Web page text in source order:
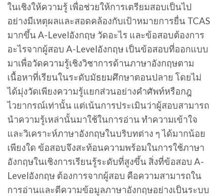
ในเชิงให้ความรู้ เพื่อช่วยให้การเตรียมสอบเป็นไป
อย่างมีเหตุผลและสอดคล้องกับเป้าหมายการยื่น TCAS
มากขึ้น A-Levelอังกฤษ วัดอะไร และข้อสอบต้องการ
อะไรจากผู้สอบ A-Levelอังกฤษ เป็นข้อสอบที่ออกแบบ
มาเพื่อวัดความรู้เชิงวิชาการด้านภาษาอังกฤษตาม
เนื้อหาที่เรียนในระดับมัธยมศึกษาตอนปลาย โดยไม่
ได้มุ่งวัดเพียงความรู้แยกส่วนอย่างคำศัพท์หรือกฎ
ไวยากรณ์เท่านั้น แต่เน้นการประเมินว่าผู้สอบสามารถ
นำความรู้เหล่านั้นมาใช้ในการอ่าน ทำความเข้าใจ
และวิเคราะห์ภาษาอังกฤษในบริบทต่าง ๆ ได้มากน้อย
เพียงใด ข้อสอบจึงสะท้อนความพร้อมในการใช้ภาษา
อังกฤษในเชิงการเรียนรู้ระดับที่สูงขึ้น สิ่งที่ข้อสอบ A-
Levelอังกฤษ ต้องการจากผู้สอบ คือความสามารถใน
การอ่านและตีความข้อมูลภาษาอังกฤษอย่างเป็นระบบ